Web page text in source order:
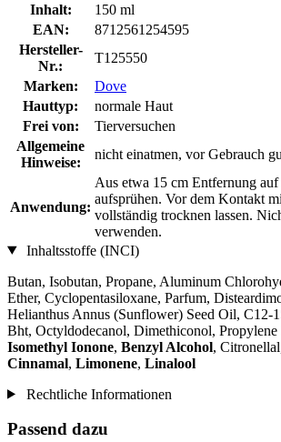
Inhalt:
150 ml
EAN:
8712561254595
Hersteller-
Nr.:
T125550
Marken:
Dove
Hauttyp:
normale Haut
Frei von:
Tierversuchen
Allgemeine
Hinweise:
nicht einatmen, vor Gebrauch
Anwendung:
Aus etwa 15 cm Entfernung
aufsprühen. Vor dem Kontakt
vollständig trocknen lassen.
verwenden.
Inhaltsstoffe (INCI)
Butan, Isobutan, Propane, Aluminum
Ether, Cyclopentasiloxane, Parfum,
Helianthus Annus (Sunflower) Seed Oil, C12-
Bht, Octyldodecanol, Dimethiconol, Propylene
Isomethyl Ionone, Benzyl Alcohol,
Cinnamal, Limonene, Linalool
Rechtliche Informationen
Passend dazu